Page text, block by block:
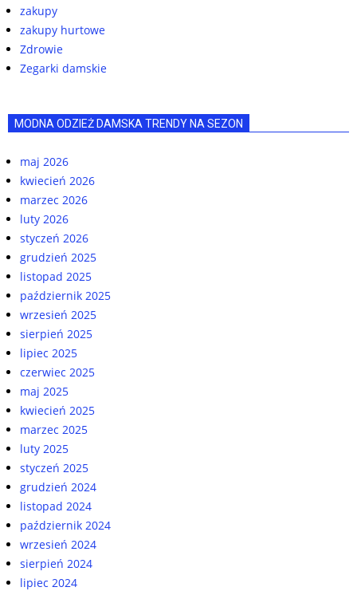
zakupy
zakupy hurtowe
Zdrowie
Zegarki damskie
MODNA ODZIEŻ DAMSKA TRENDY NA SEZON
maj 2026
kwiecień 2026
marzec 2026
luty 2026
styczeń 2026
grudzień 2025
listopad 2025
październik 2025
wrzesień 2025
sierpień 2025
lipiec 2025
czerwiec 2025
maj 2025
kwiecień 2025
marzec 2025
luty 2025
styczeń 2025
grudzień 2024
listopad 2024
październik 2024
wrzesień 2024
sierpień 2024
lipiec 2024